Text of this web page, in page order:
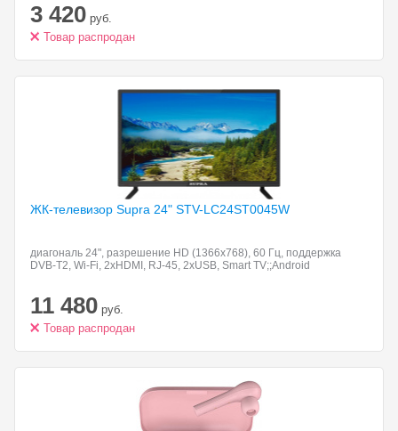
3 420 руб.
Товар распродан
ЖК-телевизор Supra 24" STV-LC24ST0045W
диагональ 24", разрешение HD (1366x768), 60 Гц, поддержка
DVB-T2, Wi-Fi, 2xHDMI, RJ-45, 2xUSB, Smart TV;;Android
11 480 руб.
Товар распродан